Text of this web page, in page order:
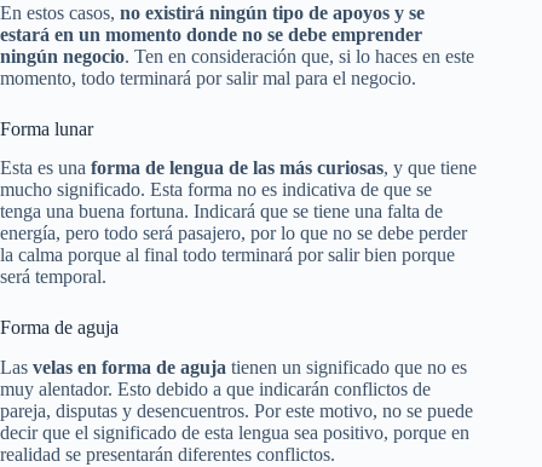
En estos casos, no existirá ningún tipo de apoyos y se
estará en un momento donde no se debe emprender
ningún negocio. Ten en consideración que, si lo haces en este
momento, todo terminará por salir mal para el negocio.
Forma lunar
Esta es una forma de lengua de las más curiosas, y que tiene
mucho significado. Esta forma no es indicativa de que se
tenga una buena fortuna. Indicará que se tiene una falta de
energía, pero todo será pasajero, por lo que no se debe perder
la calma porque al final todo terminará por salir bien porque
será temporal.
Forma de aguja
Las velas en forma de aguja tienen un significado que no es
muy alentador. Esto debido a que indicarán conflictos de
pareja, disputas y desencuentros. Por este motivo, no se puede
decir que el significado de esta lengua sea positivo, porque en
realidad se presentarán diferentes conflictos.